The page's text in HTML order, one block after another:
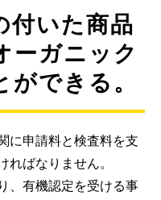
付いた商品
ーガニック
できる。
に申請料と検査料を支
ばなりません。
、有機認定を受ける事